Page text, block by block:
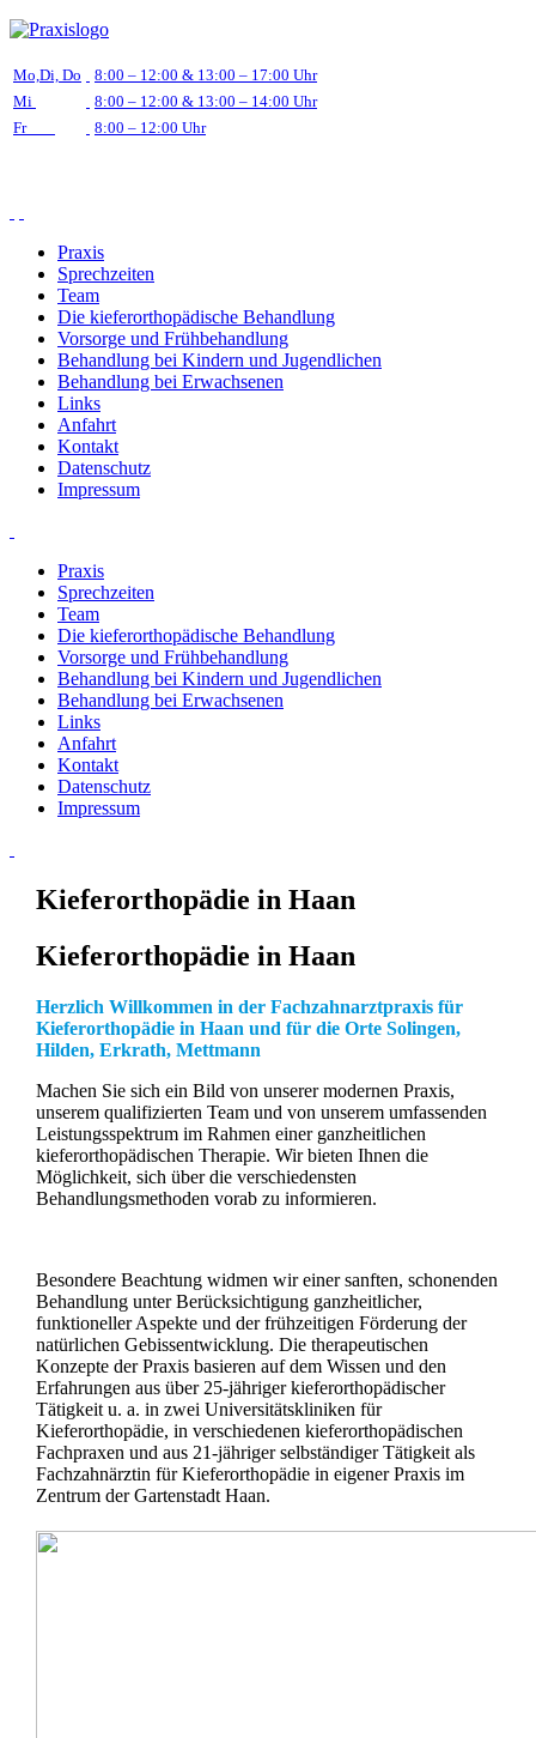
Mo,Di, Do
8:00 – 12:00 & 13:00 – 17:00 Uhr
Mi
8:00 – 12:00 & 13:00 – 14:00 Uhr
Fr
8:00 – 12:00 Uhr
Praxis
Sprechzeiten
Team
Die kieferorthopädische Behandlung
Vorsorge und Frühbehandlung
Behandlung bei Kindern und Jugendlichen
Behandlung bei Erwachsenen
Links
Anfahrt
Kontakt
Datenschutz
Impressum
Praxis
Sprechzeiten
Team
Die kieferorthopädische Behandlung
Vorsorge und Frühbehandlung
Behandlung bei Kindern und Jugendlichen
Behandlung bei Erwachsenen
Links
Anfahrt
Kontakt
Datenschutz
Impressum
Kieferorthopädie in Haan
Kieferorthopädie in Haan
Herzlich Willkommen in der Fachzahnarztpraxis für
Kieferorthopädie in Haan und für die Orte Solingen,
Hilden, Erkrath, Mettmann
Machen Sie sich ein Bild von unserer modernen Praxis,
unserem qualifizierten Team und von unserem umfassenden
Leistungsspektrum im Rahmen einer ganzheitlichen
kieferorthopädischen Therapie. Wir bieten Ihnen die
Möglichkeit, sich über die verschiedensten
Behandlungsmethoden vorab zu informieren.
Besondere Beachtung widmen wir einer sanften, schonenden
Behandlung unter Berücksichtigung ganzheitlicher,
funktioneller Aspekte und der frühzeitigen Förderung der
natürlichen Gebissentwicklung. Die therapeutischen
Konzepte der Praxis basieren auf dem Wissen und den
Erfahrungen aus über 25-jähriger kieferorthopädischer
Tätigkeit u. a. in zwei Universitätskliniken für
Kieferorthopädie, in verschiedenen kieferorthopädischen
Fachpraxen und aus 21-jähriger selbständiger Tätigkeit als
Fachzahnärztin für Kieferorthopädie in eigener Praxis im
Zentrum der Gartenstadt Haan.